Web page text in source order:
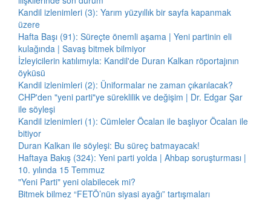
Kandil izlenimleri (3): Yarım yüzyıllık bir sayfa kapanmak
üzere
Hafta Başı (91): Süreçte önemli aşama | Yeni partinin eli
kulağında | Savaş bitmek bilmiyor
İzleyicilerin katılımıyla: Kandil'de Duran Kalkan röportajının
öyküsü
Kandil izlenimleri (2): Üniformalar ne zaman çıkarılacak?
CHP'den "yeni parti"ye süreklilik ve değişim | Dr. Edgar Şar
ile söyleşi
Kandil izlenimleri (1): Cümleler Öcalan ile başlıyor Öcalan ile
bitiyor
Duran Kalkan ile söyleşi: Bu süreç batmayacak!
Haftaya Bakış (324): Yeni parti yolda | Ahbap soruşturması |
10. yılında 15 Temmuz
"Yeni Parti" yeni olabilecek mi?
Bitmek bilmez “FETÖ’nün siyasi ayağı” tartışmaları